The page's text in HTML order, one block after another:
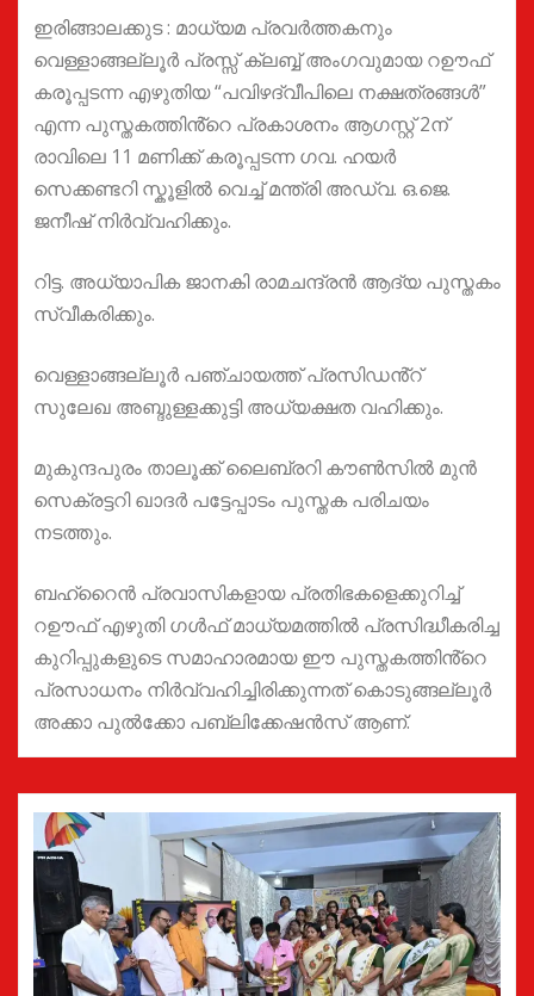
ഇരിങ്ങാലക്കുട : മാധ്യമ പ്രവർത്തകനും
വെള്ളാങ്ങല്ലൂർ പ്രസ്സ് ക്ലബ്ബ് അംഗവുമായ റഊഫ്
കരൂപ്പടന്ന എഴുതിയ “പവിഴദ്വീപിലെ നക്ഷത്രങ്ങൾ”
എന്ന പുസ്തകത്തിൻ്റെ പ്രകാശനം ആഗസ്റ്റ് 2ന്
രാവിലെ 11 മണിക്ക് കരൂപ്പടന്ന ഗവ. ഹയർ
സെക്കണ്ടറി സ്കൂളിൽ വെച്ച് മന്ത്രി അഡ്വ. ഒ.ജെ.
ജനീഷ് നിർവ്വഹിക്കും.
റിട്ട. അധ്യാപിക ജാനകി രാമചന്ദ്രൻ ആദ്യ പുസ്തകം
സ്വീകരിക്കും.
വെള്ളാങ്ങല്ലൂർ പഞ്ചായത്ത് പ്രസിഡൻ്റ്
സുലേഖ അബ്ദുള്ളക്കുട്ടി അധ്യക്ഷത വഹിക്കും.
മുകുന്ദപുരം താലൂക്ക് ലൈബ്രറി കൗൺസിൽ മുൻ
സെക്രട്ടറി ഖാദർ പട്ടേപ്പാടം പുസ്തക പരിചയം
നടത്തും.
ബഹ്റൈൻ പ്രവാസികളായ പ്രതിഭകളെക്കുറിച്ച്
റഊഫ് എഴുതി ഗൾഫ് മാധ്യമത്തിൽ പ്രസിദ്ധീകരിച്ച
കുറിപ്പുകളുടെ സമാഹാരമായ ഈ പുസ്തകത്തിൻ്റെ
പ്രസാധനം നിർവ്വഹിച്ചിരിക്കുന്നത് കൊടുങ്ങല്ലൂർ
അക്കാ പുൽക്കോ പബ്ലിക്കേഷൻസ് ആണ്.